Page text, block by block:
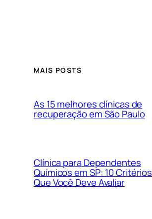
MAIS POSTS
As 15 melhores clínicas de
recuperação em São Paulo
Clínica para Dependentes
Químicos em SP: 10 Critérios
Que Você Deve Avaliar